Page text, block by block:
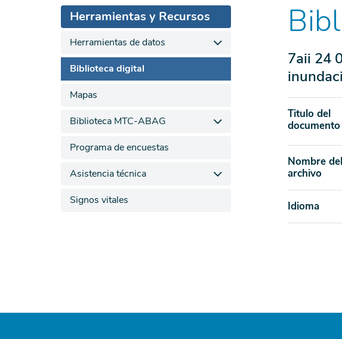
7aii 24
Titulo del
documento
Nombre del
archivo
Idioma
Herramientas y Recursos
Herramientas de datos
Biblioteca digital
Mapas
Biblioteca MTC-ABAG
Programa de encuestas
Asistencia técnica
Signos vitales